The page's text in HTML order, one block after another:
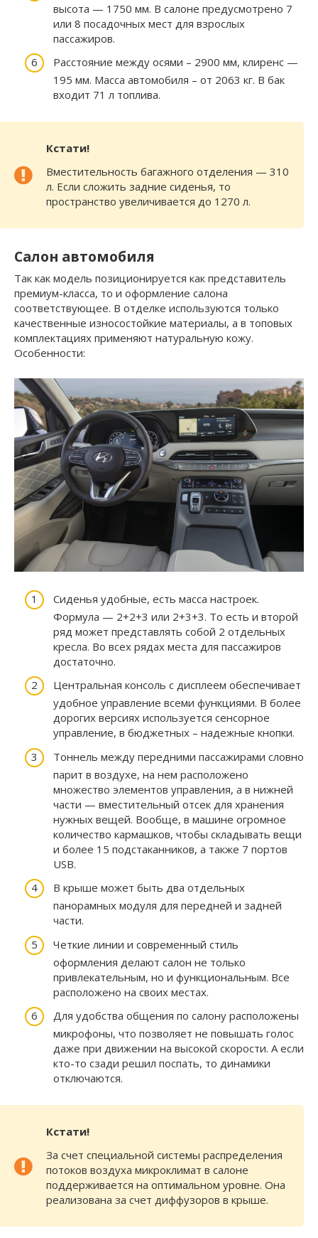
высота — 1750 мм. В салоне предусмотрено 7
или 8 посадочных мест для взрослых
пассажиров.
Расстояние между осями – 2900 мм, клиренс —
195 мм. Масса автомобиля – от 2063 кг. В бак
входит 71 л топлива.
Кстати!
Вместительность багажного отделения — 310
л. Если сложить задние сиденья, то
пространство увеличивается до 1270 л.
Салон автомобиля
Так как модель позиционируется как представитель
премиум-класса, то и оформление салона
соответствующее. В отделке используются только
качественные износостойкие материалы, а в топовых
комплектациях применяют натуральную кожу.
Особенности:
Сиденья удобные, есть масса настроек.
Формула — 2+2+3 или 2+3+3. То есть и второй
ряд может представлять собой 2 отдельных
кресла. Во всех рядах места для пассажиров
достаточно.
Центральная консоль с дисплеем обеспечивает
удобное управление всеми функциями. В более
дорогих версиях используется сенсорное
управление, в бюджетных – надежные кнопки.
Тоннель между передними пассажирами словно
парит в воздухе, на нем расположено
множество элементов управления, а в нижней
части — вместительный отсек для хранения
нужных вещей. Вообще, в машине огромное
количество кармашков, чтобы складывать вещи
и более 15 подстаканников, а также 7 портов
USB.
В крыше может быть два отдельных
панорамных модуля для передней и задней
части.
Четкие линии и современный стиль
оформления делают салон не только
привлекательным, но и функциональным. Все
расположено на своих местах.
Для удобства общения по салону расположены
микрофоны, что позволяет не повышать голос
даже при движении на высокой скорости. А если
кто-то сзади решил поспать, то динамики
отключаются.
Кстати!
За счет специальной системы распределения
потоков воздуха микроклимат в салоне
поддерживается на оптимальном уровне. Она
реализована за счет диффузоров в крыше.